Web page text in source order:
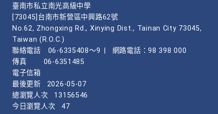
臺南市私立南光高級中學
[73045]台南市新營區中興路62號
No.62, Zhongxing Rd., Xinying Dist., Tainan City 73045,
Taiwan (R.O.C.)
聯絡電話
06-6335408～9
網路電話：98 398 000
傳真
06-6351485
電子信箱
最後更新
2026-05-07
總瀏覽人次
13156546
今日瀏覽人次
47